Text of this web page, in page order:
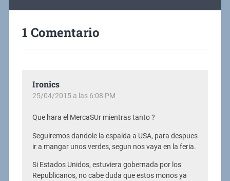
1 Comentario
Ironics
25/04/2015 a las 6:08 PM
Que hara el MercaSUr mientras tanto ?
Seguiremos dandole la espalda a USA, para despues
ir a mangar unos verdes, segun nos vaya en la feria.
Si Estados Unidos, estuviera gobernada por los
Republicanos, no cabe duda que estos monos ya